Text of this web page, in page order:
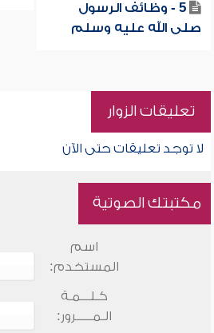
5 - وظائف الرسول
صلى الله عليه وسلم
تعليقات الزوار
لا توجد تعليقات حتى الآن
مكتبتك الصوتية
اسم
المستخدم:
كـلـــمـة
الـمـــــرور: